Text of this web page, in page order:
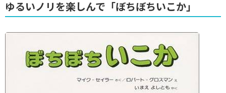
ゆるいノリを楽しんで「ぼちぼちいこか」